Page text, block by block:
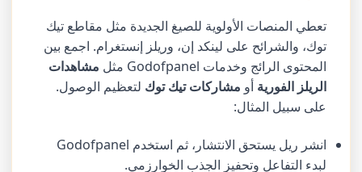
تعطي المنصات الأولوية للصيغ الجديدة مثل مقاطع تيك
توك، والشرائح على لينكد إن، وريلز إنستغرام. اجمع بين
المحتوى الرائج وخدمات Godofpanel مثل
مشاهدات
الريلز الفورية أو مشاركات تيك توك لتعظيم الوصول.
على سبيل المثال:
انشر ريل يستحق الانتشار، ثم استخدم Godofpanel
لبدء التفاعل وتحفيز الجذب الخوارزمي.